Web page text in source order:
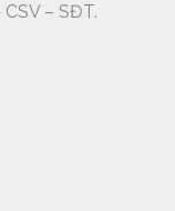
– SĐT.